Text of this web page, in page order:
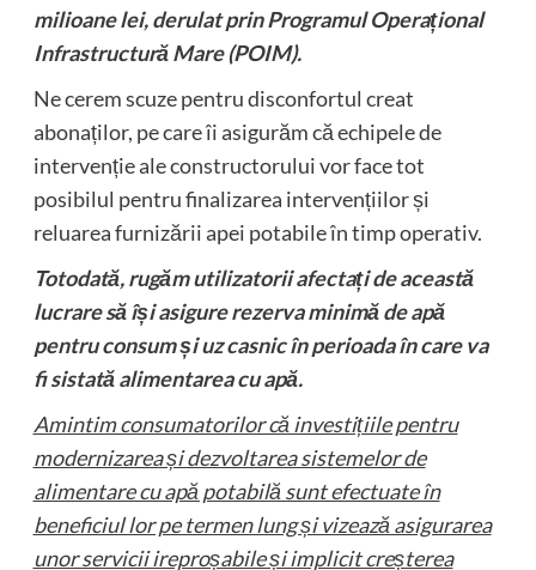
milioane lei, derulat prin Programul Operațional
Infrastructură Mare (POIM).
Ne cerem scuze pentru disconfortul creat
abonaților, pe care îi asigurăm că echipele de
intervenție ale constructorului vor face tot
posibilul pentru finalizarea intervențiilor și
reluarea furnizării apei potabile în timp operativ.
Totodată, rugăm utilizatorii afectați de această
lucrare să își asigure rezerva minimă de apă
pentru consum și uz casnic în perioada în care va
fi sistată alimentarea cu apă.
Amintim consumatorilor că investițiile pentru
modernizarea și dezvoltarea sistemelor de
alimentare cu apă potabilă sunt efectuate în
beneficiul lor pe termen lung și vizează asigurarea
unor servicii ireproșabile și implicit creșterea